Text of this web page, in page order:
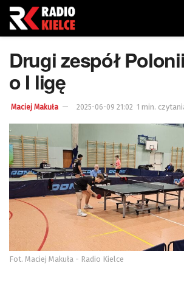
Drugi zespół
o I ligę
Maciej Makuła 2025-06-09 21:02 1 min.
Fot. Maciej Makuła - Radio Kielce